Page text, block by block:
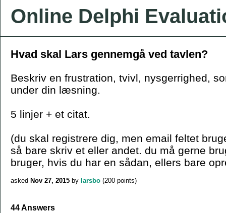
Online Delphi
Hvad skal Lars gennemgå ved tavlen?
Beskriv en frustration, tvivl, nysgerrighed,
under din læsning.
5 linjer + et citat.
(du skal registrere dig, men email feltet
så bare skriv et eller andet. du må gerne
bruger, hvis du har en sådan, ellers bare
asked Nov 27, 2015 by larsbo (200 points)
44 Answers